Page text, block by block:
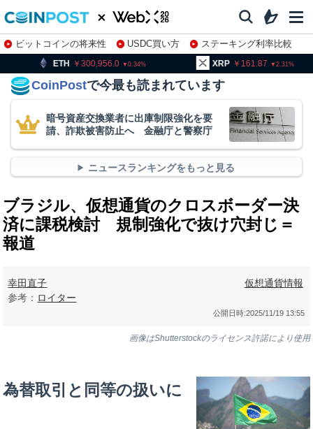
ビットコインの将来性 USDC買い方
ステーキング利率比較
株特集・関連銘柄
0.34 XRP 2.31 BNB
CoinPostで今最も読まれています
暗号資産交換業者に出庫制限強化を要
請、詐欺被害防止へ 金融庁と警察庁
ニュースランキングをもっと見る
ブラジル、仮想通貨のクロスボーダー決
済に課税検討 規制強化で抜け穴封じ＝
報道
幸田直子
参考： ロイター
仮想通貨情報
公開日時:2025/11/19 13:55
画像はShutterstockのライセンス許諾により使用
為替取引と同等の扱いに